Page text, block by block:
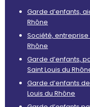
Garde d’enfants,
Rhône
Société, entreprise
Rhône
Garde d’enfants,
Saint Louis du
Garde d’enfants
Louis du Rhône